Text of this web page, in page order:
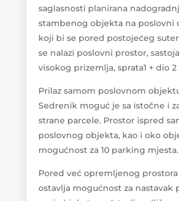
saglasnosti planirana
stambenog objekta na poslovni
koji bi se pored postojećeg
se nalazi poslovni prostor,
visokog prizemlja, sprata1 + dio 2
Prilaz samom poslovnom
Sedrenik moguć je sa istočne i
strane parcele. Prostor ispred
poslovnog objekta, kao i oko
mogućnost za 10 parking mjesta.
Pored već opremljenog
ostavlja mogućnost za nastavak